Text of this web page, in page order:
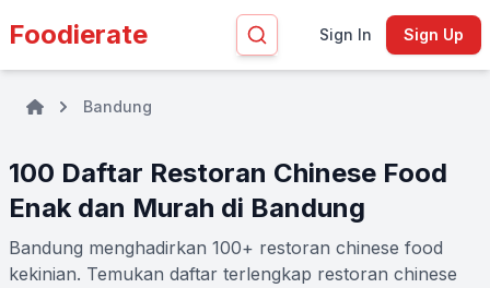
Foodierate Sign In Sign Up
Bandung
100 Daftar Restoran Chinese Food
Enak dan Murah di Bandung
Bandung menghadirkan 100+ restoran chinese food
kekinian. Temukan daftar terlengkap restoran chinese